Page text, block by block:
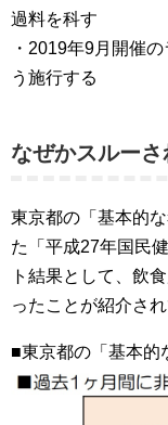
過料を科す
・2019年9月開催
う施行する
なぜかスルー
東京都の「基本的
た「平成27年国民
ト結果として、飲
ったことが紹介され
■東京都の「基本的